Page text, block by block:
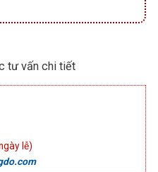
tư vấn chi tiết
lễ)